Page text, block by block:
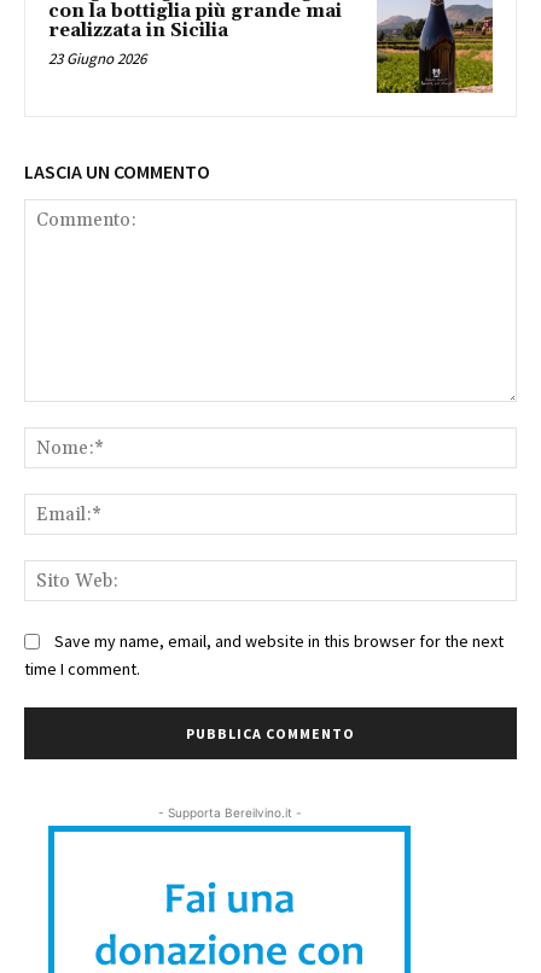
con la bottiglia più grande mai
realizzata in Sicilia
23 Giugno 2026
LASCIA UN COMMENTO
Save my name, email, and website in this browser for the next
time I comment.
- Supporta Bereilvino.it -